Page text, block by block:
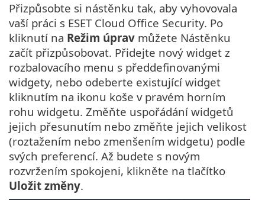
Přizpůsobte si nástěnku tak, aby vyhovovala
vaší práci s ESET Cloud Office Security. Po
kliknutí na Režim úprav můžete Nástěnku
začít přizpůsobovat. Přidejte nový widget z
rozbalovacího menu s předdefinovanými
widgety, nebo odeberte existující widget
kliknutím na ikonu koše v pravém horním
rohu widgetu. Změňte uspořádání widgetů
jejich přesunutím nebo změňte jejich velikost
(roztažením nebo zmenšením widgetu) podle
svých preferencí. Až budete s novým
rozvržením spokojeni, klikněte na tlačítko
Uložit změny.